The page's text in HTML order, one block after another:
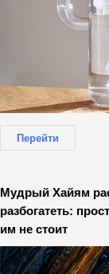
Перейти
Мудрый Хайям
разбогатеть:
им не стоит